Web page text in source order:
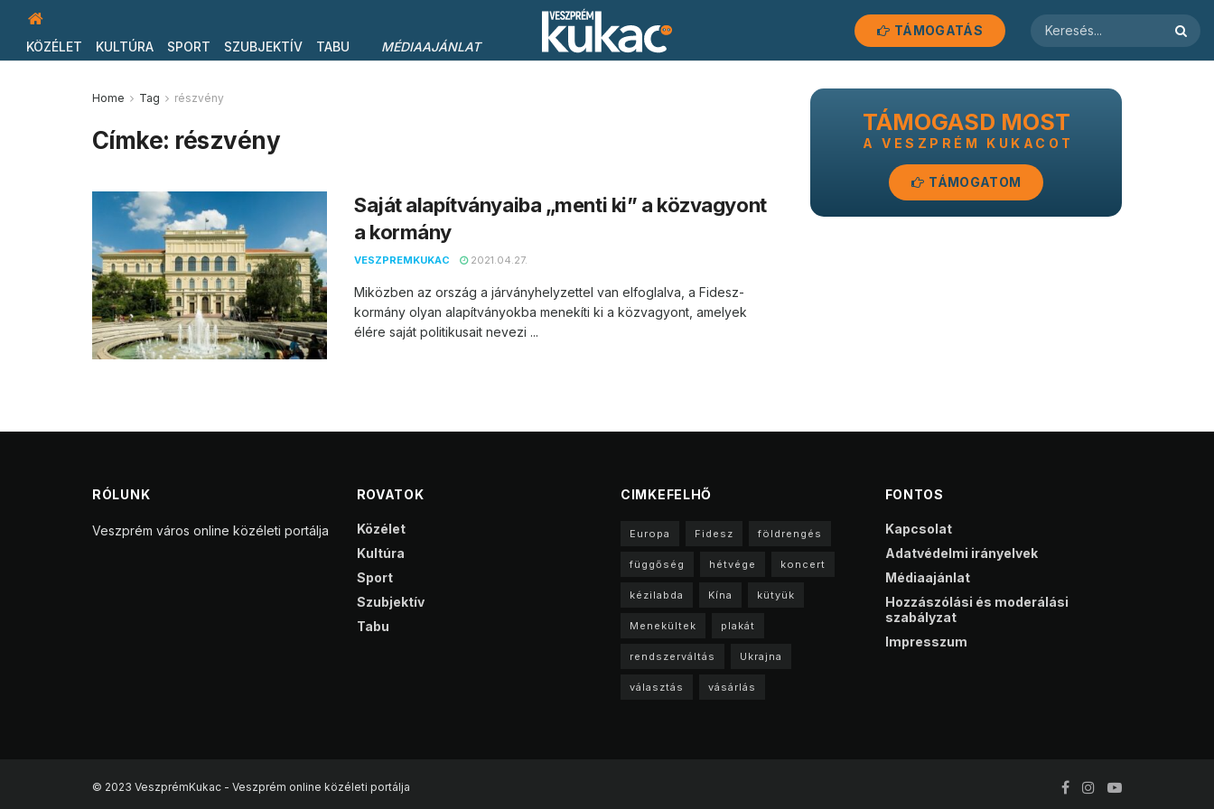
KÖZÉLET KULTÚRA SPORT SZUBJEKTÍV TABU MÉDIAAJÁNLAT
TÁMOGATÁS
Home Tag részvény
Címke: részvény
Saját alapítványaiba „menti ki” a közvagyont
a kormány
VESZPREMKUKAC 2021.04.27.
Miközben az ország a járványhelyzettel van elfoglalva, a Fidesz-
kormány olyan alapítványokba menekíti ki a közvagyont, amelyek
élére saját politikusait nevezi ...
TÁMOGASD MOST
A VESZPRÉM KUKACOT
TÁMOGATOM
RÓLUNK
Veszprém város online közéleti portálja
ROVATOK
Közélet
Kultúra
Sport
Szubjektív
Tabu
CIMKEFELHŐ
Europa Fidesz földrengés
függőség hétvége koncert
kézilabda Kína kütyük
Menekültek plakát
rendszerváltás Ukrajna
választás vásárlás
FONTOS
Kapcsolat
Adatvédelmi irányelvek
Médiaajánlat
Hozzászólási és moderálási
szabályzat
Impresszum
© 2023 VeszprémKukac - Veszprém online közéleti portálja